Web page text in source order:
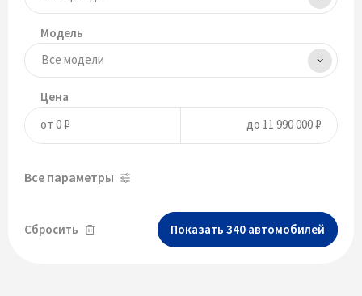
Модель
Цена
Все параметры
Сбросить Показать340автомобилей